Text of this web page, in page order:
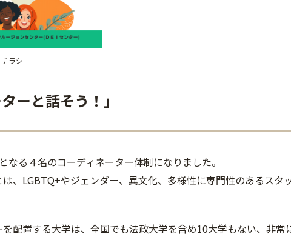
ラシ
ーと話そう！」
なる４名のコーディネーター体制になりました。
、LGBTQ+やジェンダー、異文化、多様性に専門性のあるスタ
配置する大学は、全国でも法政大学を含め10大学もない、非常